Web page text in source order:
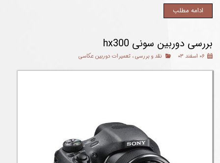
ادامه مطلب
بررسی دوربین سونی hx300
۰۶ اسفند ۰۳ نقد و بررسی، تعمیرات دوربین عکاسی